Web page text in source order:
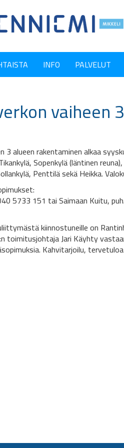
INFO PALVELUT
vaiheen
3 alueen rakentaminen alkaa
Sopenkylä (läntinen
Penttilä sekä Heikka.
5733 151 tai Saimaan Kuitu,
kiinnostuneille on
toimitusjohtaja Jari Käyhty
Kahvitarjoilu,